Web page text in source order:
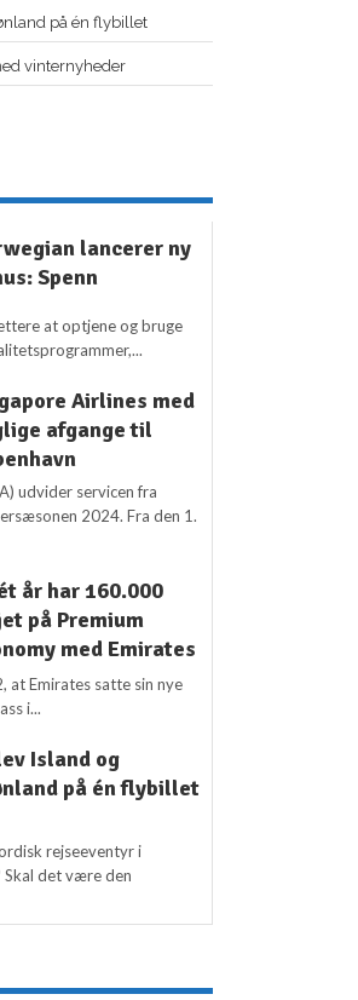
på én flybillet
vinternyheder
lancerer ny
Spenn
at optjene og bruge
Airlines med
afgange til
udvider servicen fra
2024. Fra den 1.
år har 160.000
på Premium
med Emirates
at Emirates satte sin nye
i...
Island og
på én flybillet
rejseeventyr i
det være den